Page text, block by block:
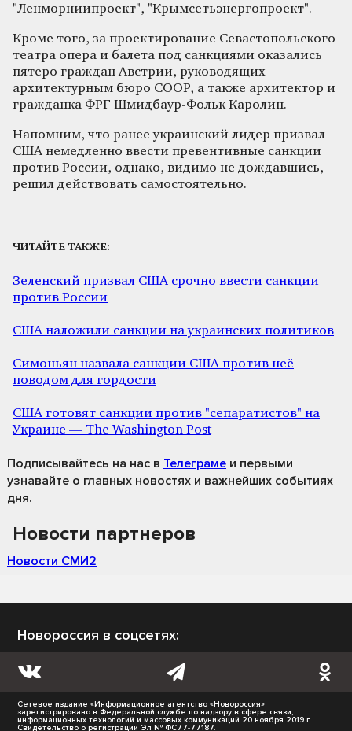
"Ленморниипроект", "Крымсетьэнергопроект".
Кроме того, за проектирование Севастопольского
театра опера и балета под санкциями оказались
пятеро граждан Австрии, руководящих
архитектурным бюро COOP, а также архитектор и
гражданка ФРГ Шмидбаур-Фольк Каролин.
Напомним, что ранее украинский лидер призвал
США немедленно ввести превентивные санкции
против России, однако, видимо не дождавшись,
решил действовать самостоятельно.
ЧИТАЙТЕ ТАКЖЕ:
Зеленский призвал США срочно ввести санкции
против России
США наложили санкции на украинских политиков
Симоньян назвала санкции США против неё
поводом для гордости
США готовят санкции против "сепаратистов" на
Украине — The Washington Post
Подписывайтесь на нас в Телеграме и первыми
узнавайте о главных новостях и важнейших событиях
дня.
Новости партнеров
Новости СМИ2
Новороссия в соцсетях:
Сетевое издание «Информационное агентство «Новороссия»
зарегистрировано в Федеральной службе по надзору в сфере связи,
информационных технологий и массовых коммуникаций 20 ноября 2019 г.
Свидетельство о регистрации Эл № ФС77-77187.